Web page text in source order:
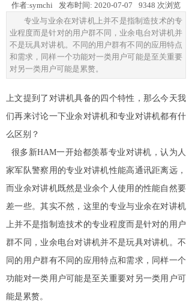
作者:symchi 发布时间: 2020-07-07 9348 次浏览
专业与业余在对讲机上并不是指制造技术的专
业程度而是针对的用户群不同，业余电台对讲机并
不是玩具对讲机。不同的用户群有不同的应用特点
和需求，同样一个功能对一类用户可能是至关重要
对另一类用户可能是累赘。
上文提到了对讲机具备的四个特性，那么今天我
们再来讨论一下业余对讲机和专业对讲机都有什
么区别？
很多新HAM一开始都羡慕专业对讲机 ，认为人
家军队警察用的专业对讲机性能高通讯距离远，
而 业余对讲机既然是业余个人使用的性能自然要
差一些。其实不然，这里的专业与业余在对讲机
上并不是指制造技术的专业程度而是针对的用户
群不同，业余电台对讲机并不是玩具对讲机。不
同的用户群有不同的应用特点和需求，同样一个
功能对一类用户可能是至关重要对另一类用户可
能是累赘。